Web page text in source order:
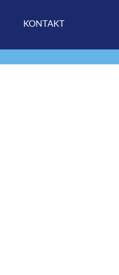
KONTAKT